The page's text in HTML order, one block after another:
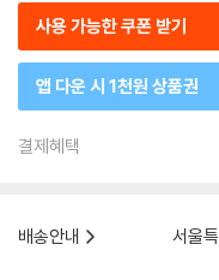
사용 가능한 쿠폰 받기
앱 다운 시 1천원 상품권
결제혜택
배송안내
서울